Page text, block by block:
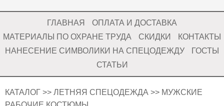
ГЛАВНАЯ
ОПЛАТА И ДОСТАВКА
МАТЕРИАЛЫ ПО ОХРАНЕ ТРУДА
СКИДКИ
КОНТАКТЫ
НАНЕСЕНИЕ СИМВОЛИКИ НА СПЕЦОДЕЖДУ
ГОСТЫ
СТАТЬИ
КАТАЛОГ >> ЛЕТНЯЯ СПЕЦОДЕЖДА >> МУЖСКИЕ